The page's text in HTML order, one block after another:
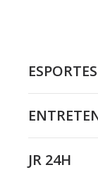
ESPORTES
JR 24H